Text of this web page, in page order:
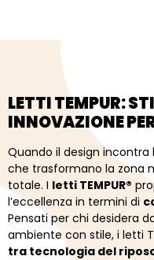
LETTI TEMPUR:
INNOVAZIONE
Quando il design incontra
che trasformano la zona
totale. I letti TEMPUR®
l’eccellenza in termini di
Pensati per chi desidera
ambiente con stile, i letti
tra tecnologia del